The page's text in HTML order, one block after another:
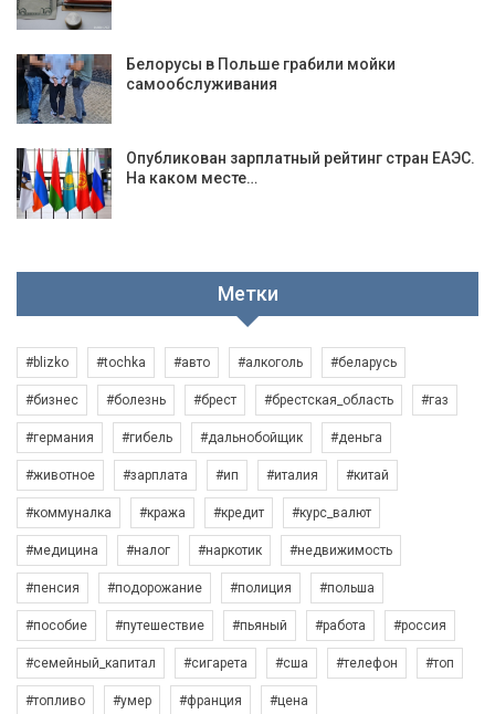
Белорусы в Польше грабили мойки
самообслуживания
Опубликован зарплатный рейтинг стран ЕАЭС.
На каком месте…
Метки
#blizko #tochka #авто #алкоголь #беларусь
#бизнес #болезнь #брест #брестская_область #газ
#германия #гибель #дальнобойщик #деньга
#животное #зарплата #ип #италия #китай
#коммуналка #кража #кредит #курс_валют
#медицина #налог #наркотик #недвижимость
#пенсия #подорожание #полиция #польша
#пособие #путешествие #пьяный #работа #россия
#семейный_капитал #сигарета #сша #телефон #топ
#топливо #умер #франция #цена